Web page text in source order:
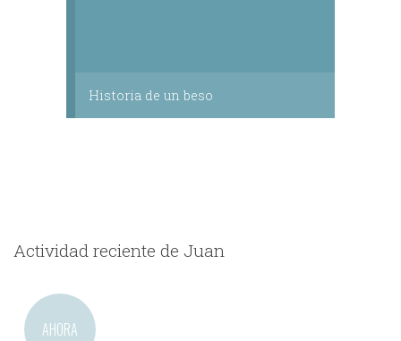
Historia de un beso
Actividad reciente de Juan
AHORA